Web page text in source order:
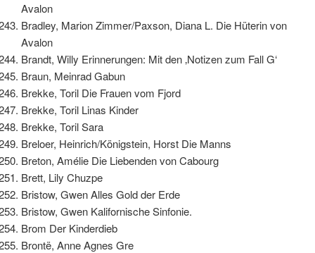
Avalon
Bradley, Marion Zimmer/Paxson, Diana L. Die Hüterin von
Avalon
Brandt, Willy Erinnerungen: Mit den ‚Notizen zum Fall G‘
Braun, Meinrad Gabun
Brekke, Toril Die Frauen vom Fjord
Brekke, Toril Linas Kinder
Brekke, Toril Sara
Breloer, Heinrich/Königstein, Horst Die Manns
Breton, Amélie Die Liebenden von Cabourg
Brett, Lily Chuzpe
Bristow, Gwen Alles Gold der Erde
Bristow, Gwen Kalifornische Sinfonie.
Brom Der Kinderdieb
Brontë, Anne Agnes Gre